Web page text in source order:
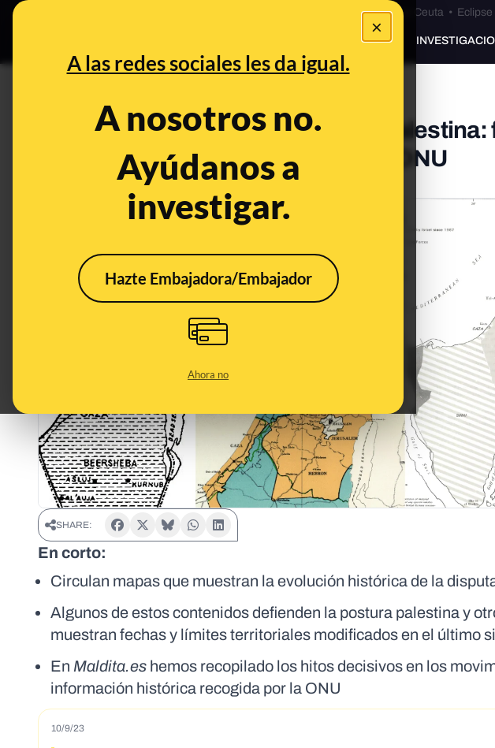
×
A las redes sociales les da igual.
A nosotros no.
Ayúdanos a
investigar.
Hazte Embajadora/Embajador
Ahora no
Especial Ceuta•Bulos Ceuta • Eclipse
PREBUNKING
Los mapas históricos de Israel y
movimientos fronterizos según la ONU
Oct 10, 2023, 5:40:35 PM
SHARE:
En corto:
Circulan mapas que muestran la evolución histórica de la
Algunos de estos contenidos defienden la postura palestina y
muestran fechas y límites territoriales modificados en el último
En Maldita.es hemos recopilado los hitos decisivos en los
información histórica recogida por la ONU
10/9/23